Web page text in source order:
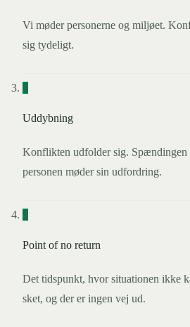
Vi møder personerne og miljøet.
sig tydeligt.
3
Uddybning
Konflikten udfolder sig. Spændingen
personen møder sin udfordring.
4
Point of no return
Det tidspunkt, hvor situationen ikke
sket, og der er ingen vej ud.